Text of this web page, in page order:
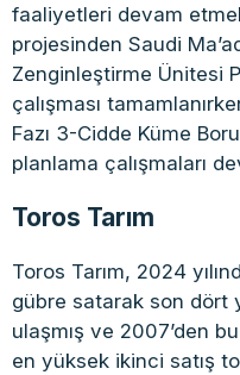
faaliyetleri devam
projesinden Saudi
Zenginleştirme Ünitesi
çalışması
Fazı 3-Cidde Küme
planlama çalışmaları
Toros Tarım
Toros Tarım, 2024
gübre satarak son dört
ulaşmış ve 2007’den
en yüksek ikinci satış